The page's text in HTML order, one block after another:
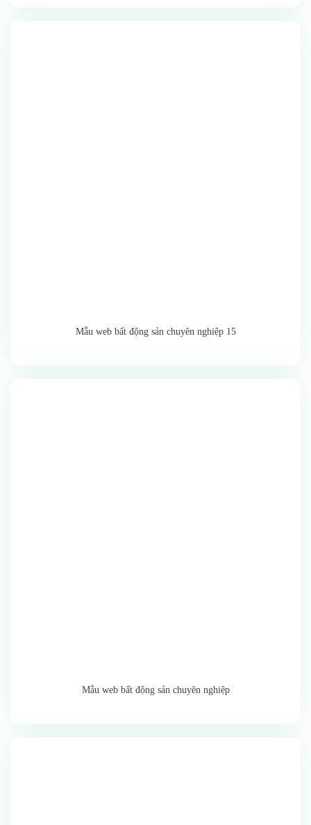
Mẫu web bất động sản chuyên nghiệp 15
Mẫu web bất động sản chuyên nghiệp